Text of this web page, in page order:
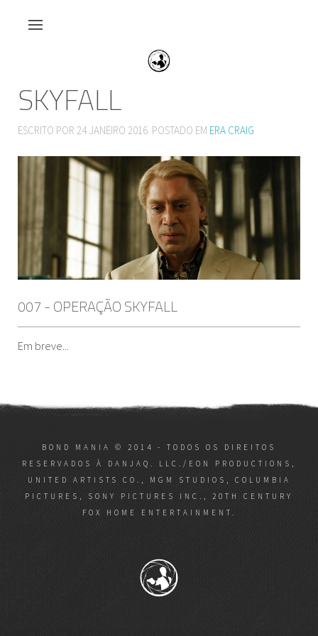
SKYFALL
ESCRITO POR 24 JANEIRO 2016. POSTADO EM ERA CRAIG
007 - OPERAÇÃO SKYFALL
Em breve...
BOND MANIA © 2014 - TODOS OS DIREITOS
RESERVADOS À DANJAQ. LLC./EON PRODUCTIONS,
UNITED ARTISTS CO., MGM STUDIOS, COLUMBIA
PICTURES, SONY PICTURES INC., 20TH CENTURY
FOX HOME ENTERTAINMENT.